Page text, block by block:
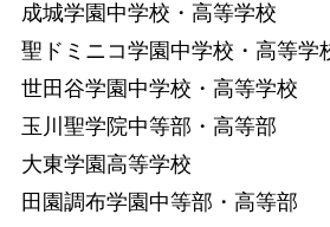
成城学園中学校・高等学校
聖ドミニコ学園中学校・高等学
世田谷学園中学校・高等学校
玉川聖学院中等部・高等部
大東学園高等学校
田園調布学園中等部・高等部